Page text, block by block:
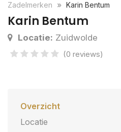
Zadelmerken Karin Bentum
Karin Bentum
Locatie: Zuidwolde
(0 reviews)
Overzicht
Locatie